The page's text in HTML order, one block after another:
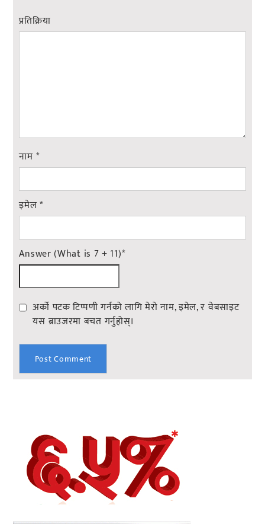
प्रतिक्रिया
नाम *
इमेल*
Answer (What is 7 + 11)*
अर्को पटक टिप्पणी गर्नको लागि मेरो नाम, इमेल, र वेबसाइट
यस ब्राउजरमा बचत गर्नुहोस्।